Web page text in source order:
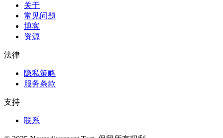
关于
常见问题
博客
资源
法律
隐私策略
服务条款
支持
联系